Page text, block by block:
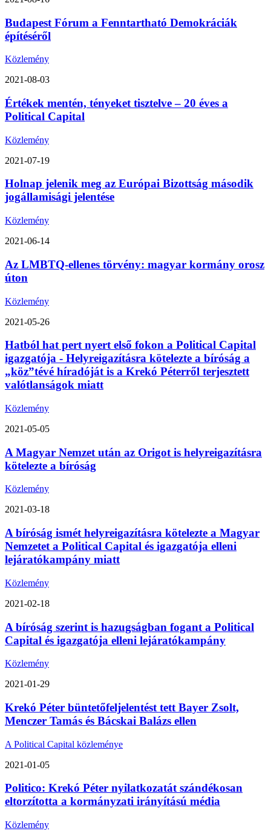
Budapest Fórum a Fenntartható Demokráciák
építéséről
Közlemény
2021-08-03
Értékek mentén, tényeket tisztelve – 20 éves a
Political Capital
Közlemény
2021-07-19
Holnap jelenik meg az Európai Bizottság második
jogállamisági jelentése
Közlemény
2021-06-14
Az LMBTQ-ellenes törvény: magyar kormány orosz
úton
Közlemény
2021-05-26
Hatból hat pert nyert első fokon a Political Capital
igazgatója - Helyreigazításra kötelezte a bíróság a
„köz”tévé híradóját is a Krekó Péterről terjesztett
valótlanságok miatt
Közlemény
2021-05-05
A Magyar Nemzet után az Origot is helyreigazításra
kötelezte a bíróság
Közlemény
2021-03-18
A bíróság ismét helyreigazításra kötelezte a Magyar
Nemzetet a Political Capital és igazgatója elleni
lejáratókampány miatt
Közlemény
2021-02-18
A bíróság szerint is hazugságban fogant a Political
Capital és igazgatója elleni lejáratókampány
Közlemény
2021-01-29
Krekó Péter büntetőfeljelentést tett Bayer Zsolt,
Menczer Tamás és Bácskai Balázs ellen
A Political Capital közleménye
2021-01-05
Politico: Krekó Péter nyilatkozatát szándékosan
eltorzította a kormányzati irányítású média
Közlemény